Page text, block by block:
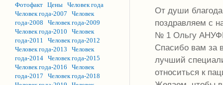
Фотофакт Цены Человек года
Человек года-2007
Человек
года-2008
Человек года-2009
Человек года-2010
Человек
года-2011
Человек года-2012
Человек года-2013
Человек
года-2014 Человек года-2015
Человек года-2016
Человек
года-2017
Человек года-2018
От души
поздравляем с
№ 1 Ольгу
Спасибо вам за
лучший
относиться к